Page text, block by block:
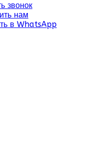
звонок
нам
в WhatsApp